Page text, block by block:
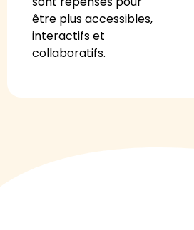
être plus accessibles,
interactifs et
collaboratifs.